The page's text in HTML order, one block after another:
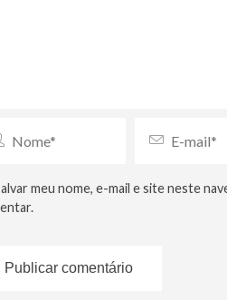
meu nome, e-mail e site neste